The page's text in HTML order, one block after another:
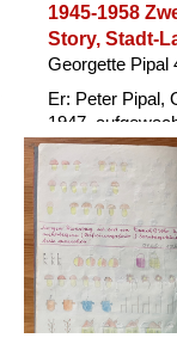
nicht das, was
wollte; die
einen gewissen
einen
bald mit der
Meine
gesagt: Sie
war ja eine
Und die Frau
gesagt: Sie
Großmutter war
1945-1958
Story, Stadt-
Georgette Pipal
Er: Peter Pipal,
1947,
Großeltern und
Haushalt,
Georgette Pipal,
Klagenfurt,
und Spitäler
Topfsitzen) in
Adoptivfamilie.
wohlbehütetes,